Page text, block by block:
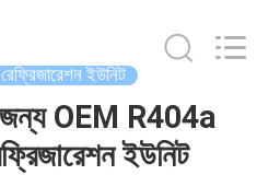
রেফ্রিজারেশন ইউনিট
জন্য OEM R404a
ইউনিট